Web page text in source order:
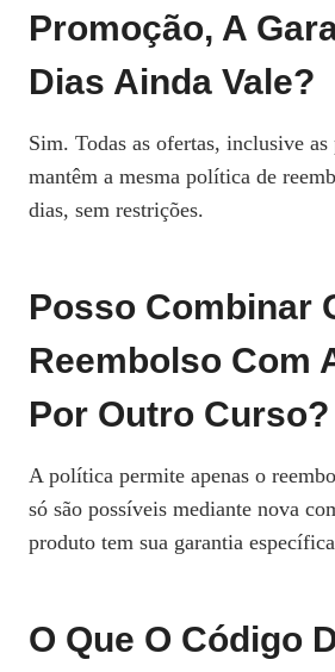
Promoção, A
Dias Ainda Vale?
Sim. Todas as ofertas, inclusive
mantêm a mesma política de
dias, sem restrições.
Posso Combinar
Reembolso Com
Por Outro Curso?
A política permite apenas o
só são possíveis mediante nova
produto tem sua garantia
O Que O Código